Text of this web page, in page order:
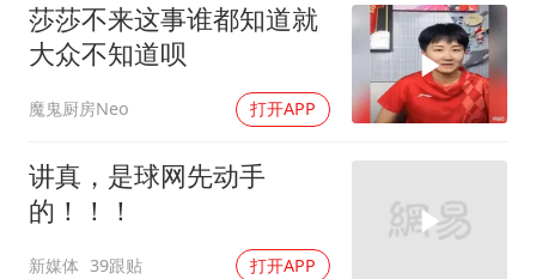
奋进开新局 实干挑大梁
莎莎不来这事谁都知道就
大众不知道呗
魔鬼厨房Neo 打开APP
讲真，是球网先动手
的！！！
新媒体 39跟贴 打开APP